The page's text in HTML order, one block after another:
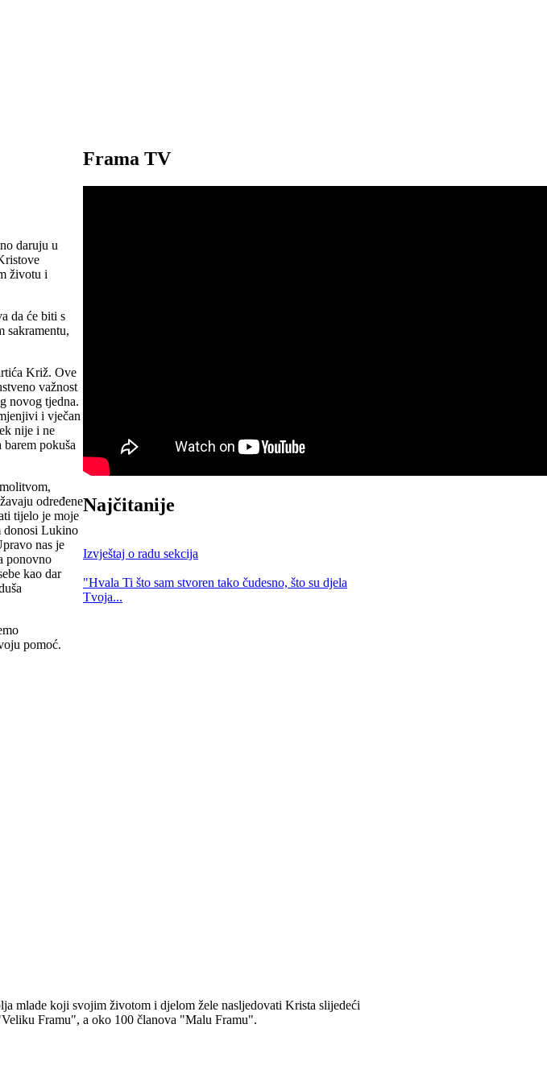
daruju u
životu i
da će biti s
sakramentu,
Križ. Ove
važnost
novog tjedna.
i vječan
nije i ne
pokuša
određene
tijelo je moje
donosi Lukino
nas je
ponovno
kao dar
pomoć.
Frama TV
Najčitanije
Izvještaj o radu sekcija
"Hvala Ti što sam stvoren tako čudesno, što su djela
Tvoja...
mlade koji svojim životom i djelom žele nasljedovati Krista slijedeći
Framu", a oko 100 članova "Malu Framu".